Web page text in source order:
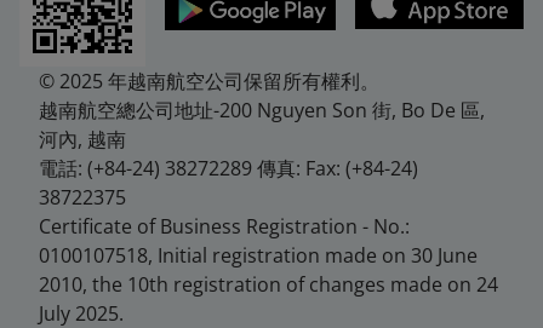
© 2025 年越南航空公司保留所有權利。
越南航空總公司地址-200 Nguyen Son 街, Bo De 區,
河內, 越南
電話: (+84-24) 38272289 傳真: Fax: (+84-24)
38722375
Certificate of Business Registration - No.:
0100107518, Initial registration made on 30 June
2010, the 10th registration of changes made on 24
July 2025.